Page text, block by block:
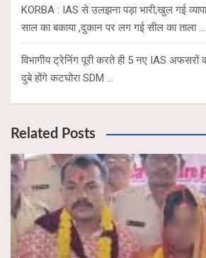
KORBA : IAS से उलझना पड़ा भारी,खुल गई
साल का बकाया ,दुकान पर लग गई सील का ताला …
विभागीय ट्रेनिंग पूरी करते ही 5 नए IAS अफसरों
दुबे होंगे कटघोरा SDM …
Related Posts